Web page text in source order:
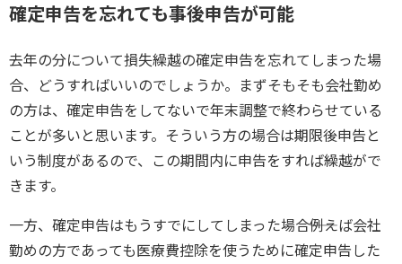
確定申告を忘れても事後申告が可能
去年の分について損失繰越の確定申告を忘れてしまった場
合、どうすればいいのでしょうか。まずそもそも会社勤め
の方は、確定申告をしてないで年末調整で終わらせている
ことが多いと思います。そういう方の場合は期限後申告と
いう制度があるので、この期間内に申告をすれば繰越がで
きます。
一方、確定申告はもうすでにしてしまった場合――例えば会社
勤めの方であっても医療費控除を使うために確定申告した